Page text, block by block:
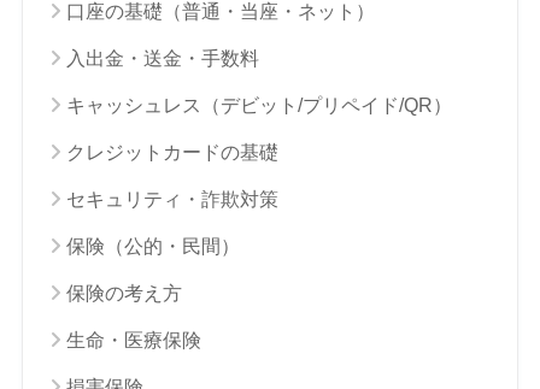
口座の基礎（普通・当座・ネット）
入出金・送金・手数料
キャッシュレス（デビット/プリペイド/QR）
クレジットカードの基礎
セキュリティ・詐欺対策
保険（公的・民間）
保険の考え方
生命・医療保険